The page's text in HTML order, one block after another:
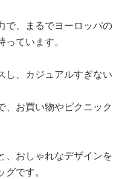
で、まるでヨーロッパの
ています。
し、カジュアルすぎない
、お買い物やピクニック
、おしゃれなデザインを
です。